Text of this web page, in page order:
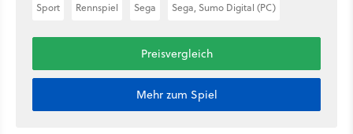
Sport Rennspiel Sega Sega, Sumo Digital (PC)
Preisvergleich
Mehr zum Spiel